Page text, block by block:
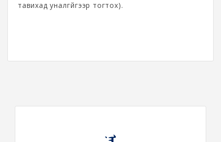
тавихад уналгүйгээр тогтох).